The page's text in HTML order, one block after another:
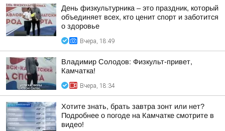
День физкультурника – это праздник, который
объединяет всех, кто ценит спорт и заботится
о здоровье
Вчера, 18:49
Владимир Солодов: Физкульт-привет,
Камчатка!
Вчера, 18:34
Хотите знать, брать завтра зонт или нет?
Подробнее о погоде на Камчатке смотрите в
видео!